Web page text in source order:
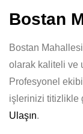
Bostan
Bostan
olarak kaliteli ve
Profesyonel
işlerinizi titizlikle
Ulaşın.